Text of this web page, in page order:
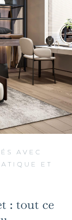
AVEC
ET
: tout ce